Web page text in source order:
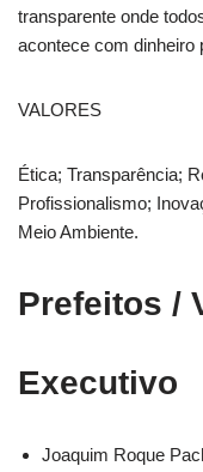
transparente onde
acontece com dinheiro
VALORES
Ética; Transparência;
Profissionalismo;
Meio Ambiente.
Prefeitos /
Executivo
Joaquim Roque